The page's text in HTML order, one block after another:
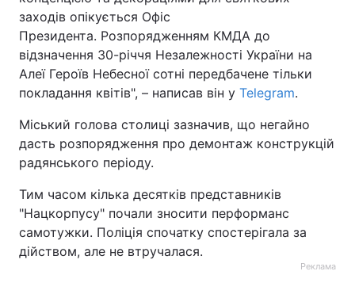
заходів опікується Офіс
Президента. Розпорядженням КМДА до
відзначення 30-річчя Незалежності України на
Алеї Героїв Небесної сотні передбачене тільки
покладання квітів", – написав він у Telegram.
Міський голова столиці зазначив, що негайно
дасть розпорядження про демонтаж конструкцій
радянського періоду.
Тим часом кілька десятків представників
"Нацкорпусу" почали зносити перформанс
самотужки. Поліція спочатку спостерігала за
дійством, але не втручалася.
Реклама